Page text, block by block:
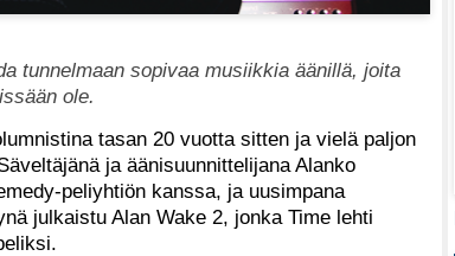
tunnelmaan sopivaa musiikkia äänillä, joita
ole.
tasan 20 vuotta sitten ja vielä paljon
ja äänisuunnittelijana Alanko
peliyhtiön kanssa, ja uusimpana
julkaistu Alan Wake 2, jonka Time lehti